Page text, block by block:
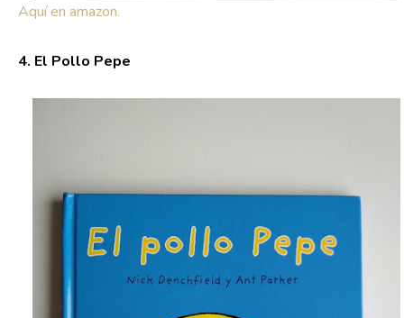
Aquí en amazon.
4. El Pollo Pepe